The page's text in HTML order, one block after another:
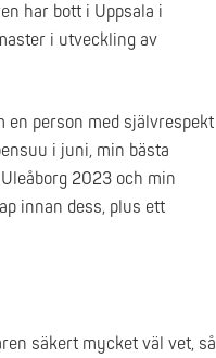
har bott i Uppsala i
i utveckling av
person med självrespekt
i juni, min bästa
2023 och min
innan dess, plus ett
säkert mycket väl vet, så